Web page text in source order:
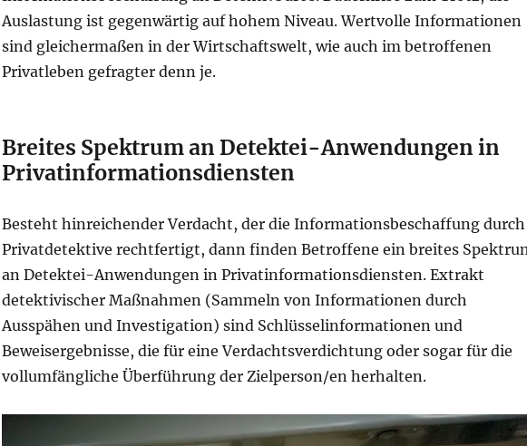
Auslastung ist gegenwärtig auf hohem Niveau. Wertvolle Informationen
sind gleichermaßen in der Wirtschaftswelt, wie auch im betroffenen
Privatleben gefragter denn je.
Breites Spektrum an Detektei-Anwendungen in
Privatinformationsdiensten
Besteht hinreichender Verdacht, der die Informationsbeschaffung durch
Privatdetektive rechtfertigt, dann finden Betroffene ein breites
an Detektei-Anwendungen in Privatinformationsdiensten. Extrakt
detektivischer Maßnahmen (Sammeln von Informationen durch
Ausspähen und Investigation) sind Schlüsselinformationen und
Beweisergebnisse, die für eine Verdachtsverdichtung oder sogar für die
vollumfängliche Überführung der Zielperson/en herhalten.